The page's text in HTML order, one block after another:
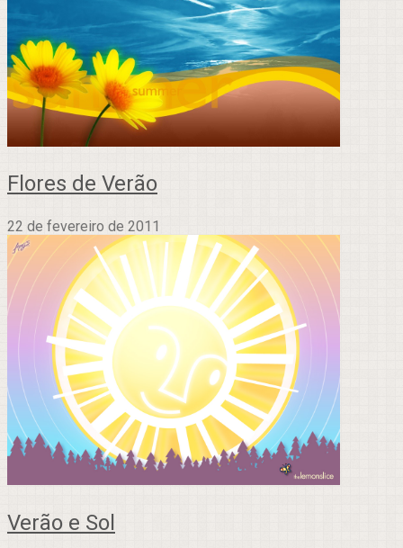
Flores de Verão
22 de fevereiro de 2011
Verão e Sol